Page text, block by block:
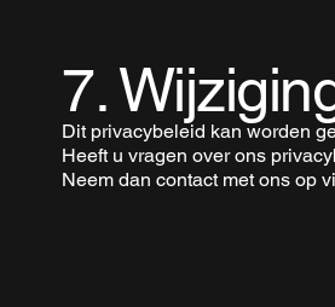
7.
Dit privacybeleid kan worden
Heeft u vragen over ons
Neem dan contact met ons op